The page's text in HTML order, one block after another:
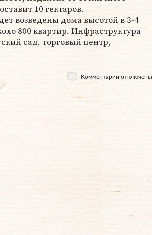
10 гектаров.
возведены дома высотой в 3-4
800 квартир. Инфраструктура
сад, торговый центр,
Комментарии отключены